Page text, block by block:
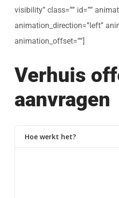
visibility” class=”” id=””
animation_direction=”left”
animation_offset=””]
Verhuis
aanvragen